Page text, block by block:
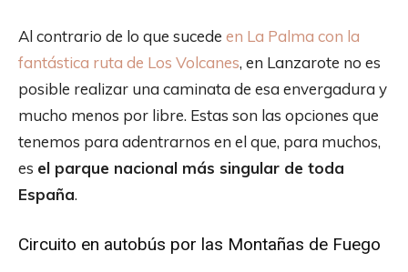
Al contrario de lo que sucede en La Palma con la
fantástica ruta de Los Volcanes, en Lanzarote no es
posible realizar una caminata de esa envergadura y
mucho menos por libre. Estas son las opciones que
tenemos para adentrarnos en el que, para muchos,
es el parque nacional más singular de toda
España.
Circuito en autobús por las Montañas de Fuego